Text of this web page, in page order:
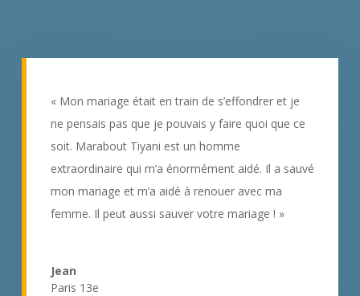
« Mon mariage était en train de s’effondrer et je
ne pensais pas que je pouvais y faire quoi que ce
soit. Marabout Tiyani est un homme
extraordinaire qui m’a énormément aidé. Il a sauvé
mon mariage et m’a aidé à renouer avec ma
femme. Il peut aussi sauver votre mariage ! »
Jean
Paris 13e